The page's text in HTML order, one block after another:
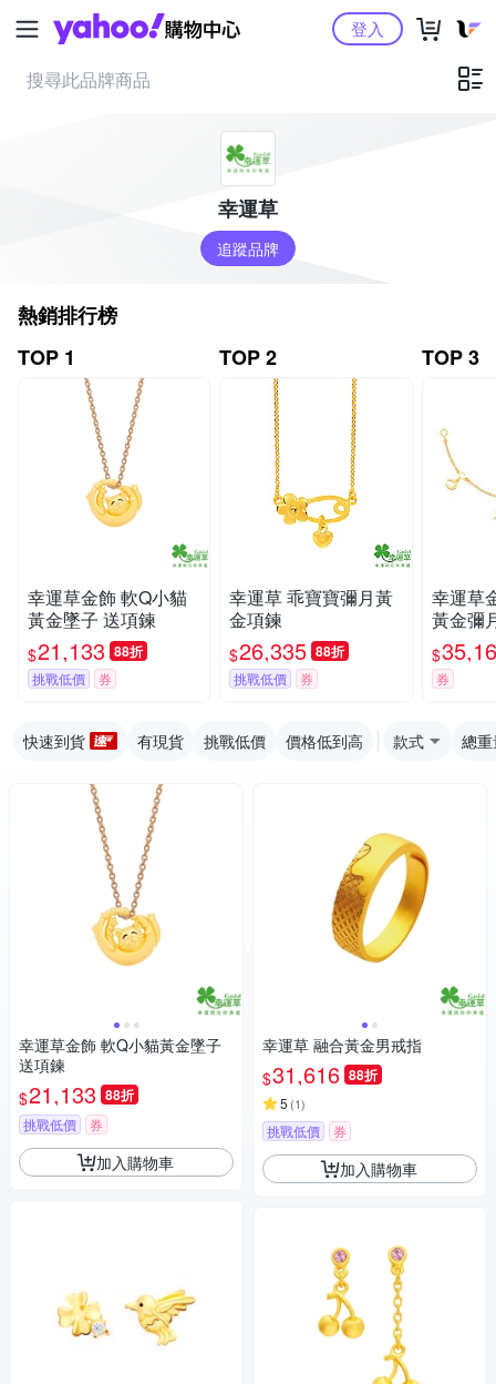
Yahoo購物中心登入
幸運草
追蹤品牌
熱銷排行榜
TOP 1
幸運草金飾 軟Q小貓
黃金墜子 送項鍊
$21,133 88折
挑戰低價 券
TOP 2
幸運草 乖寶寶彌月黃
金項鍊
$26,335 88折
挑戰低價 券
TOP 3
幸運草
黃金彌
$
券
快速到貨 有現貨 挑戰低價 價格低到高 款式 總
幸運草金飾 軟Q小貓黃金墜子
送項鍊
$21,133 88折
挑戰低價 券
加入購物車
幸運草 融合黃金男戒指
$31,616 88折
5 (1)
挑戰低價 券
加入購物車